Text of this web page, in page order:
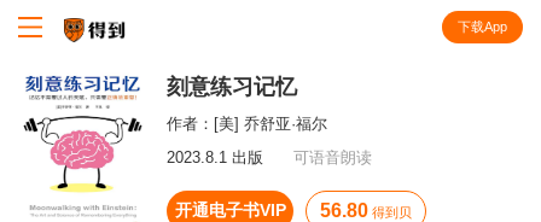
下载App
刻意练习记忆
作者： [美] 乔舒亚·福尔
2023.8.1 出版
可语音朗读
开通电子书VIP 56.80 得到贝